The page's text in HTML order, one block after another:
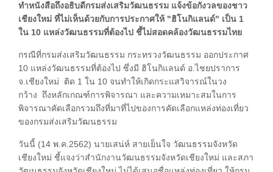
ทำหนังสือถึงอธิบดีกรมส่งเสริมวัฒนธรรม แจ้งข้อกังวลของชาว
เชียงใหม่ ที่ไม่เห็นด้วยกับการประกาศให้ "ฮิโนกิแลนด์" เป็น 1
ใน 10 แหล่งวัฒนธรรมที่ต้องไป ชี้ไม่สอดคล้องวัฒนธรรมไทย
กรณีที่กรมส่งเสริมวัฒนธรรม กระทรวงวัฒนธรรม ออกประกาศ
10 แหล่งวัฒนธรรมที่ต้องไป ซึ่งมี ฮิโนกิแลนด์ อ.ไชยปราการ
จ.เชียงใหม่ ติด 1 ใน 10 จนทำให้เกิดกระแสวิจารณ์ในวง
กว้าง ถึงหลักเกณฑ์การพิจารณา และความเหมาะสมในการ
พิจารณาคัดเลือกรวมถึงที่มาที่ไปของการคัดเลือกแหล่งท่องเที่ยว
ของกรมส่งเสริมวัฒนธรรม
วันนี้ (14 พ.ค.2562) นายเสน่ห์ สายเย็นใจ วัฒนธรรมจังหวัด
เชียงใหม่ ชี้แจงว่าสำนักงานวัฒนธรรมจังหวัดเชียงใหม่ และสภา